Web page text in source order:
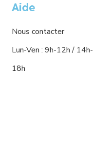
Aide
Nous contacter
Lun-Ven : 9h-12h / 14h-
18h